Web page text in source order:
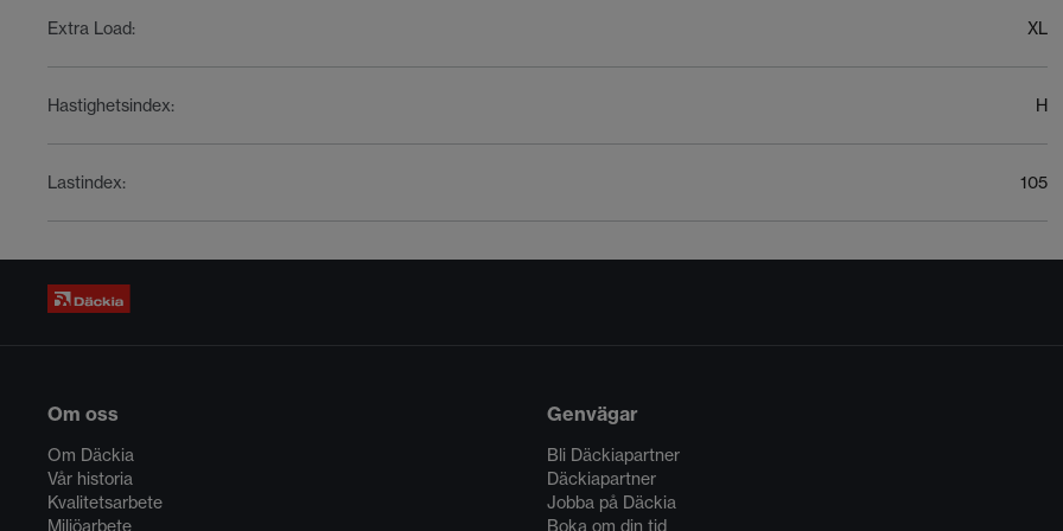
Extra Load: XL
Hastighetsindex: H
Lastindex: 105
Om oss
Om Däckia
Vår historia
Kvalitetsarbete
Miljöarbete
Genvägar
Bli Däckiapartner
Däckiapartner
Jobba på Däckia
Boka om din tid